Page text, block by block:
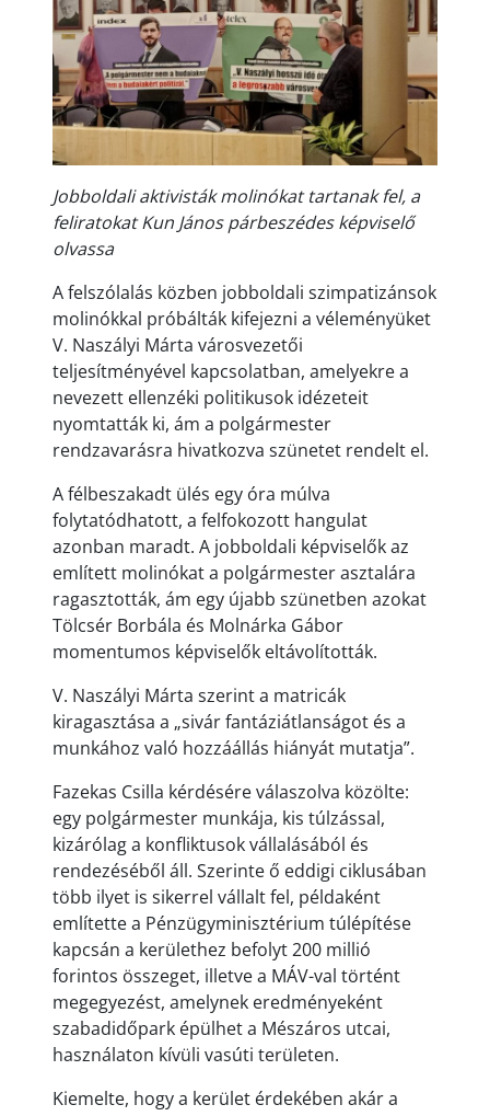
Jobboldali aktivisták molinókat tartanak fel, a
feliratokat Kun János párbeszédes képviselő
olvassa
A felszólalás közben jobboldali szimpatizánsok
molinókkal próbálták kifejezni a véleményüket
V. Naszályi Márta városvezetői
teljesítményével kapcsolatban, amelyekre a
nevezett ellenzéki politikusok idézeteit
nyomtatták ki, ám a polgármester
rendzavarásra hivatkozva szünetet rendelt el.
A félbeszakadt ülés egy óra múlva
folytatódhatott, a felfokozott hangulat
azonban maradt. A jobboldali képviselők az
említett molinókat a polgármester asztalára
ragasztották, ám egy újabb szünetben azokat
Tölcsér Borbála és Molnárka Gábor
momentumos képviselők eltávolították.
V. Naszályi Márta szerint a matricák
kiragasztása a „sivár fantáziátlanságot és a
munkához való hozzáállás hiányát mutatja”.
Fazekas Csilla kérdésére válaszolva közölte:
egy polgármester munkája, kis túlzással,
kizárólag a konfliktusok vállalásából és
rendezéséből áll. Szerinte ő eddigi ciklusában
több ilyet is sikerrel vállalt fel, példaként
említette a Pénzügyminisztérium túlépítése
kapcsán a kerülethez befolyt 200 millió
forintos összeget, illetve a MÁV-val történt
megegyezést, amelynek eredményeként
szabadidőpark épülhet a Mészáros utcai,
használaton kívüli vasúti területen.
Kiemelte, hogy a kerület érdekében akár a